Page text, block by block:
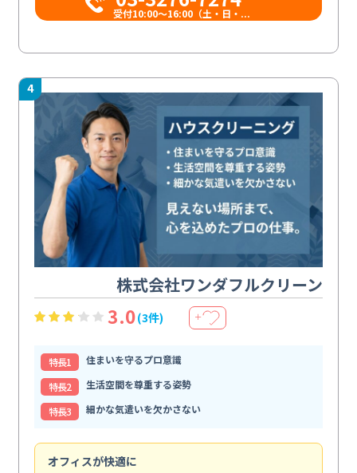
受付10:00〜16:00（土・日・...
4
株式会社ワンダフルクリーン
3.0(3件) ＋
特⻑1
住まいを守るプロ意識
特⻑2
生活空間を尊重する姿勢
特⻑3
細かな気遣いを欠かさない
オフィスが快適に